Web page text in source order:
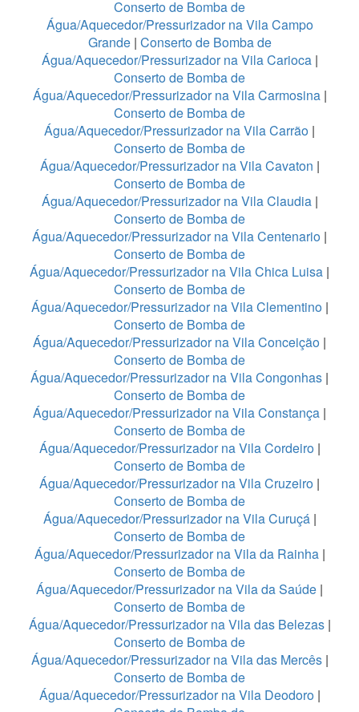
Conserto de Bomba de
Água/Aquecedor/Pressurizador na Vila Campo
Grande| Conserto de Bomba de
Água/Aquecedor/Pressurizador na Vila Carioca|
Conserto de Bomba de
Água/Aquecedor/Pressurizador na Vila Carmosina|
Conserto de Bomba de
Água/Aquecedor/Pressurizador na Vila Carrão |
Conserto de Bomba de
Água/Aquecedor/Pressurizador na Vila Cavaton |
Conserto de Bomba de
Água/Aquecedor/Pressurizador na Vila Claudia|
Conserto de Bomba de
Água/Aquecedor/Pressurizador na Vila Centenario |
Conserto de Bomba de
Água/Aquecedor/Pressurizador na Vila Chica Luisa |
Conserto de Bomba de
Água/Aquecedor/Pressurizador na Vila Clementino|
Conserto de Bomba de
Água/Aquecedor/Pressurizador na Vila Conceição |
Conserto de Bomba de
Água/Aquecedor/Pressurizador na Vila Congonhas |
Conserto de Bomba de
Água/Aquecedor/Pressurizador na Vila Constança |
Conserto de Bomba de
Água/Aquecedor/Pressurizador na Vila Cordeiro|
Conserto de Bomba de
Água/Aquecedor/Pressurizador na Vila Cruzeiro |
Conserto de Bomba de
Água/Aquecedor/Pressurizador na Vila Curuçá |
Conserto de Bomba de
Água/Aquecedor/Pressurizador na Vila da Rainha |
Conserto de Bomba de
Água/Aquecedor/Pressurizador na Vila da Saúde |
Conserto de Bomba de
Água/Aquecedor/Pressurizador na Vila das Belezas|
Conserto de Bomba de
Água/Aquecedor/Pressurizador na Vila das Mercês|
Conserto de Bomba de
Água/Aquecedor/Pressurizador na Vila Deodoro|